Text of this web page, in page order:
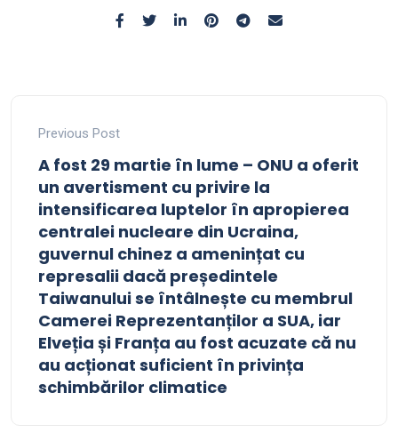
Previous Post
A fost 29 martie în lume – ONU a oferit
un avertisment cu privire la
intensificarea luptelor în apropierea
centralei nucleare din Ucraina,
guvernul chinez a amenințat cu
represalii dacă președintele
Taiwanului se întâlnește cu membrul
Camerei Reprezentanților a SUA, iar
Elveția și Franța au fost acuzate că nu
au acționat suficient în privința
schimbărilor climatice